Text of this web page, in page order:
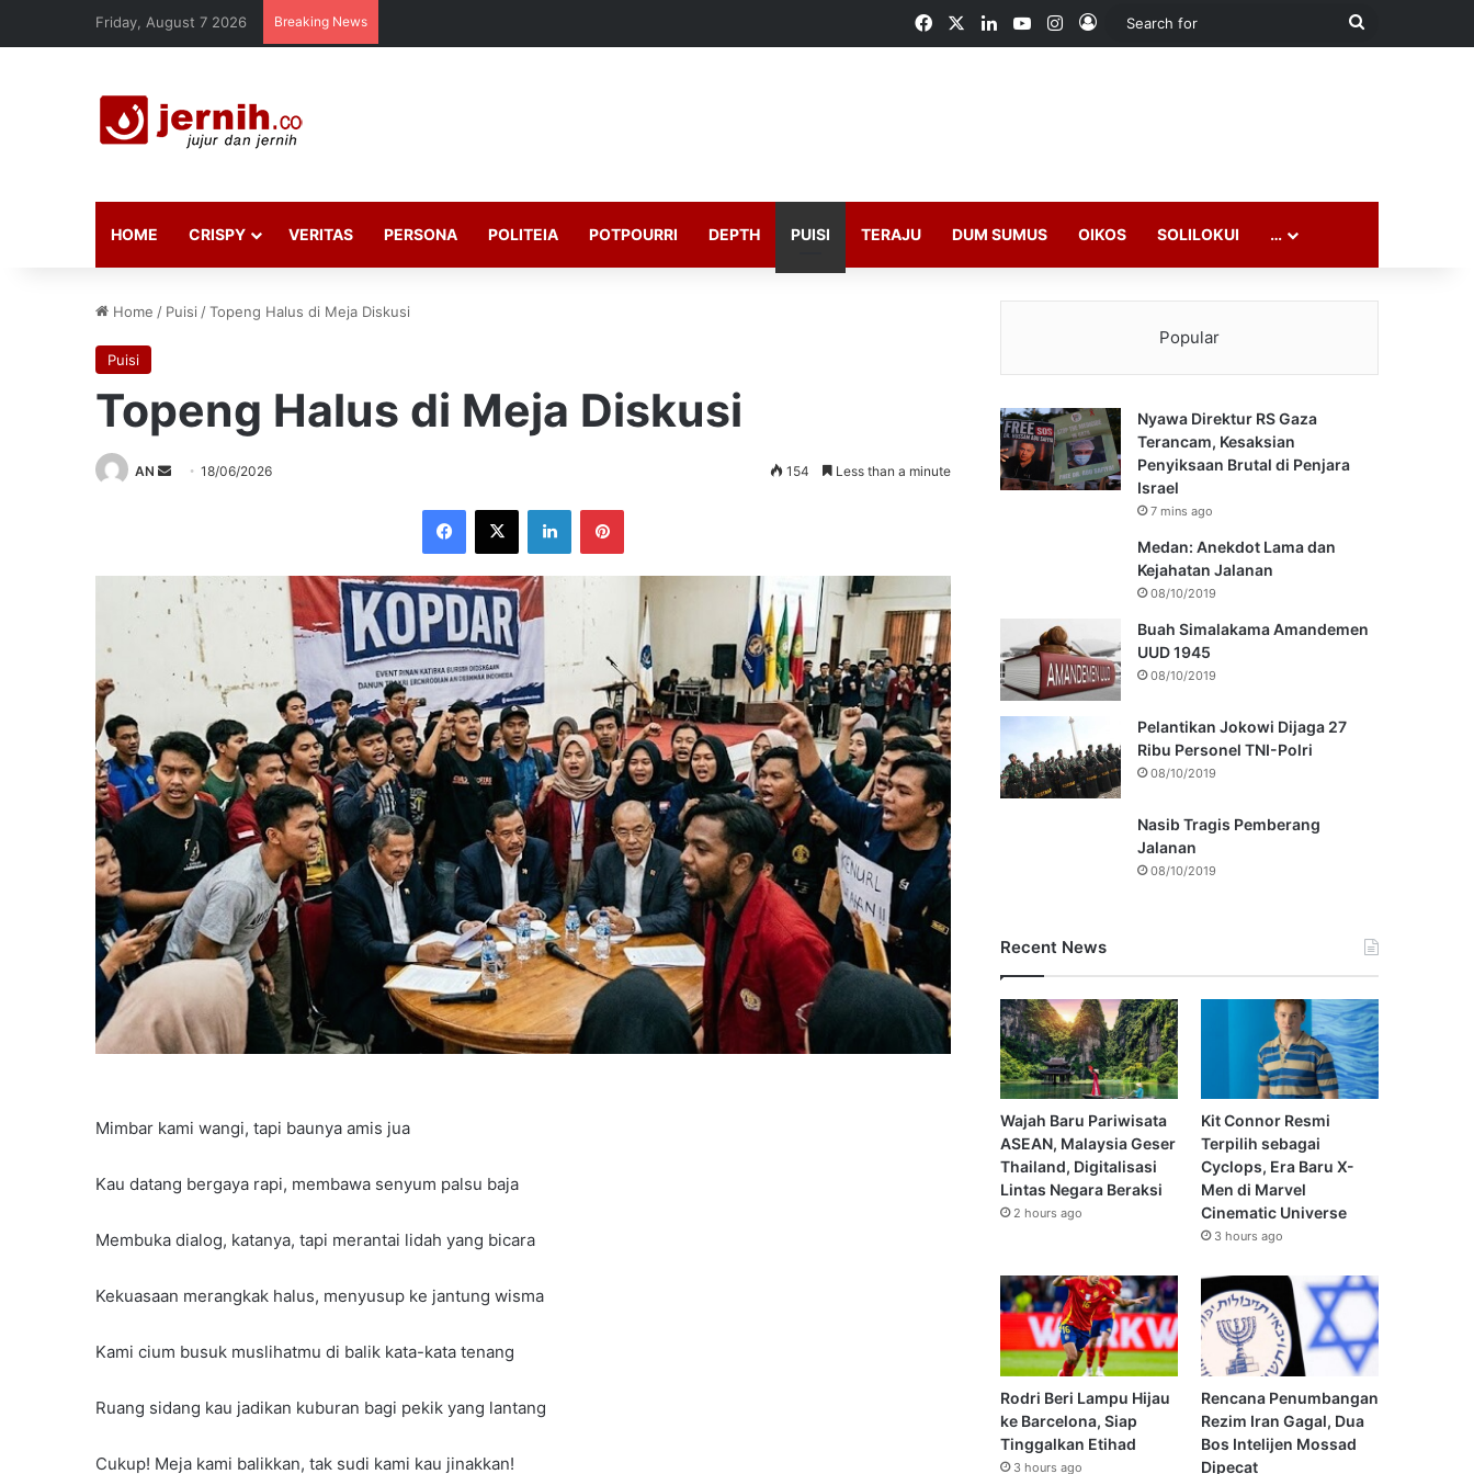
Friday, August 7 2026 Breaking News FacebookLinkedInYouTubeInstagram
Log In
Search
HOME CRISPY VERITAS PERSONA POLITEIA POTPOURRI DEPTH PUISI TERAJU DUM SUMUS OIKOS SOLILOKUI …
Home / Puisi /Topeng Halus di Meja Diskusi
Puisi
Topeng Halus di Meja Diskusi
AN
Send18/06/2026 154 Less than a minute
Facebook
X LinkedInPinterest
Mimbar kami wangi, tapi baunya amis jua
Kau datang bergaya rapi, membawa senyum palsu baja
Membuka dialog, katanya, tapi merantai lidah yang bicara
Kekuasaan merangkak halus, menyusup ke jantung wisma
Kami cium busuk muslihatmu di balik kata-kata tenang
Ruang sidang kau jadikan kuburan bagi pekik yang lantang
Cukup! Meja kami balikkan, tak sudi kami kau jinakkan!
Popular
Nyawa Direktur RS Gaza
Terancam, Kesaksian
Penyiksaan Brutal di Penjara
Israel
7 mins ago
Medan: Anekdot Lama dan
Kejahatan Jalanan
08/10/2019
Buah Simalakama Amandemen
UUD 1945
08/10/2019
Pelantikan Jokowi Dijaga 27
Ribu Personel TNI-Polri
08/10/2019
Nasib Tragis Pemberang
Jalanan
08/10/2019
Recent News
Wajah Baru Pariwisata
ASEAN, Malaysia Geser
Thailand, Digitalisasi
Lintas Negara Beraksi
2 hours ago
Kit Connor Resmi
Terpilih sebagai
Cyclops, Era Baru X-
Men di Marvel
Cinematic Universe
3 hours ago
Rodri Beri Lampu Hijau
ke Barcelona, Siap
Tinggalkan Etihad
3 hours ago
Rencana Penumbangan
Rezim Iran Gagal, Dua
Bos Intelijen Mossad
Dipecat